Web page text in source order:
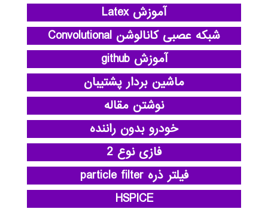
آموزش Latex
شبکه عصبی کانالوشن Convolutional
آموزش github
ماشین بردار پشتیبان
نوشتن مقاله
خودرو بدون راننده
فازی نوع 2
فیلتر ذره particle filter
HSPICE